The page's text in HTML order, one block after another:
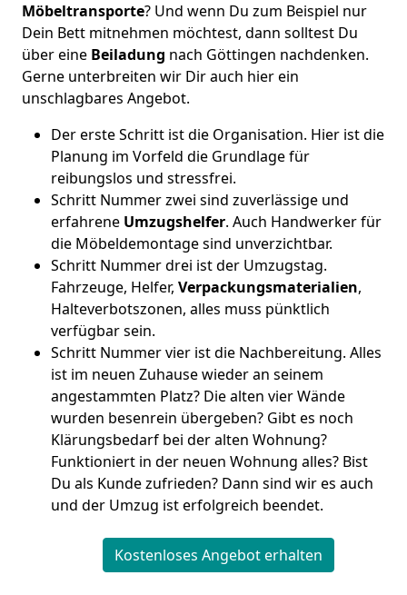
Möbeltransporte? Und wenn Du zum Beispiel nur
Dein Bett mitnehmen möchtest, dann solltest Du
über eine Beiladung nach Göttingen nachdenken.
Gerne unterbreiten wir Dir auch hier ein
unschlagbares Angebot.
Der erste Schritt ist die Organisation. Hier ist die
Planung im Vorfeld die Grundlage für
reibungslos und stressfrei.
Schritt Nummer zwei sind zuverlässige und
erfahrene Umzugshelfer. Auch Handwerker für
die Möbeldemontage sind unverzichtbar.
Schritt Nummer drei ist der Umzugstag.
Fahrzeuge, Helfer, Verpackungsmaterialien,
Halteverbotszonen, alles muss pünktlich
verfügbar sein.
Schritt Nummer vier ist die Nachbereitung. Alles
ist im neuen Zuhause wieder an seinem
angestammten Platz? Die alten vier Wände
wurden besenrein übergeben? Gibt es noch
Klärungsbedarf bei der alten Wohnung?
Funktioniert in der neuen Wohnung alles? Bist
Du als Kunde zufrieden? Dann sind wir es auch
und der Umzug ist erfolgreich beendet.
Kostenloses Angebot erhalten